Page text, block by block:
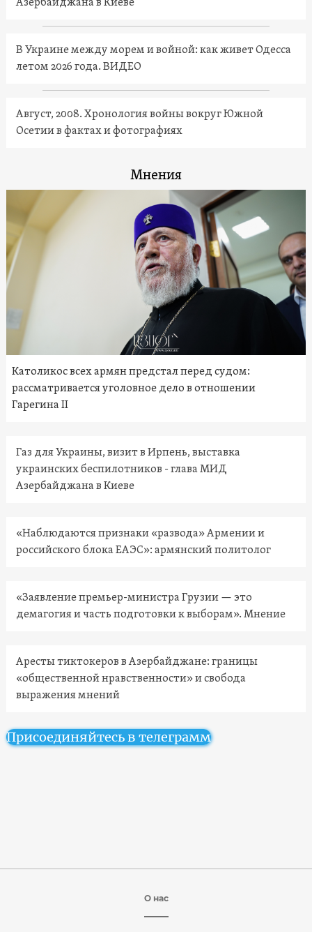
Азербайджана в Киеве
В Украине между морем и войной: как живет Одесса
летом 2026 года. ВИДЕО
Август, 2008. Хронология войны вокруг Южной
Осетии в фактах и фотографиях
Мнения
Католикос всех армян предстал перед судом:
рассматривается уголовное дело в отношении
Гарегина II
Газ для Украины, визит в Ирпень, выставка
украинских беспилотников - глава МИД
Азербайджана в Киеве
«Наблюдаются признаки «развода» Армении и
российского блока ЕАЭС»: армянский политолог
«Заявление премьер-министра Грузии — это
демагогия и часть подготовки к выборам». Мнение
Аресты тиктокеров в Азербайджане: границы
«общественной нравственности» и свобода
выражения мнений
Присоединяйтесь в телеграмм
О нас